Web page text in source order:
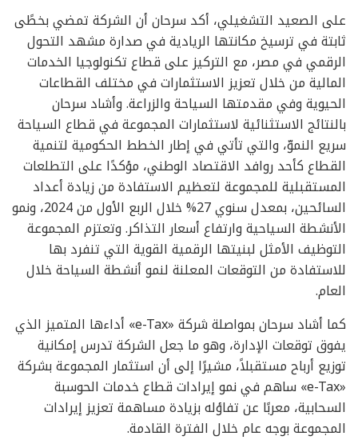
على الصعيد التشغيلي، أكد سرحان أن الشركة تمضي بخطًى
ثابتة في ترسيخ مكانتها الريادية في صدارة مشهد التحول
الرقمي في مصر، مع التركيز على قطاع تكنولوجيا الخدمات
المالية من خلال تعزيز الاستثمارات في مختلف القطاعات
الحيوية وفي مقدمتها السياحة والزراعة. وأشاد سرحان
بالنتائج الاستثنائية لاستثمارات المجموعة في قطاع السياحة
سريع النموّ، والتي تأتي في إطار الخطط الحكومية لتنمية
القطاع كأحد روافد الاقتصاد الوطني، مؤكدًا على التطلعات
المستقبلية للمجموعة لتعظيم الاستفادة من زيادة أعداد
السائحين، بمعدل سنوي 27% خلال الربع الأول من 2024، ونمو
الأنشطة السياحية وارتفاع أسعار التذاكر. وتعتزم المجموعة
التوظيف الأمثل لبنيتها الرقمية القوية التي تنفرد بها
للاستفادة من التوقعات المعلنة لنمو أنشطة السياحة خلال
العام.
كما أشاد سرحان بمواصلة شركة «e-Tax» أداءها المتميز الذي
يفوق توقعات الإدارة، وهو ما جعل الشركة تدرس إمكانية
توزيع أرباح مستقبلاً، مشيرًا إلى أن استثمار المجموعة بشركة
«e-Tax» ساهم في نمو إيرادات قطاع خدمات الحوسبة
السحابية، معربًا عن تفاؤله بزيادة مساهمة تعزيز إيرادات
المجموعة بوجه عام خلال الفترة القادمة.